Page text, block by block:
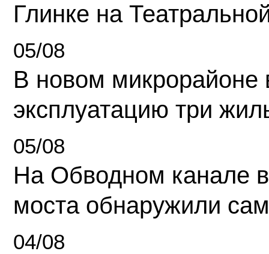
Глинке на
05/08
В новом микрорайоне
эксплуатацию три
05/08
На Обводном канале
моста обнаружили
04/08